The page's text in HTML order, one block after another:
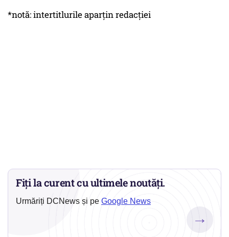
*notă: intertitlurile aparțin redacției
Fiți la curent cu ultimele noutăți.
Urmăriți DCNews și pe Google News
→